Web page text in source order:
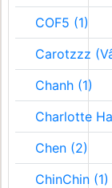
COF5 (1)
Carotzzz
Chanh (1)
Charlotte
Chen (2)
ChinChin (1)